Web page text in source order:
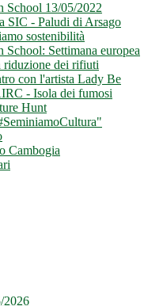
School 13/05/2022
SIC - Paludi di Arsago
sostenibilità
School: Settimana europea
riduzione dei rifiuti
con l'artista Lady Be
- Isola dei fumosi
Hunt
Cambogia
2026